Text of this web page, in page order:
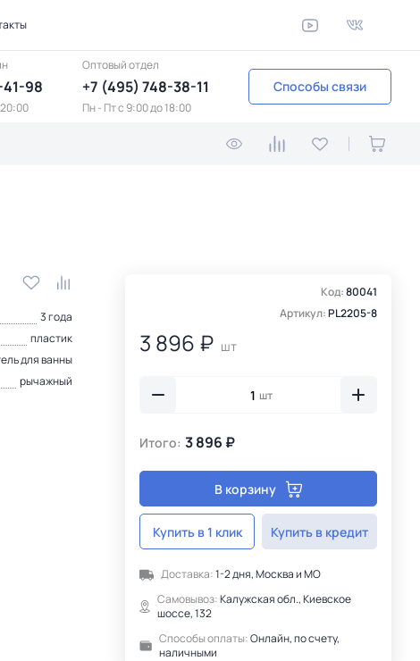
98
Оптовый отдел
+7 (495) 748-38-11
Пн - Пт c 9:00 до 18:00
Способы связи
3 года
пластик
для ванны
рычажный
Код:80041
Артикул:PL2205-8
3 896 ₽ шт
шт
Итого: 3 896 ₽
В корзину
Купить в 1 клик Купить в кредит
Доставка:1-2 дня, Москва и МО
Самовывоз:Калужская обл., Киевское
шоссе, 132
Способы оплаты:Онлайн, по счету,
наличными